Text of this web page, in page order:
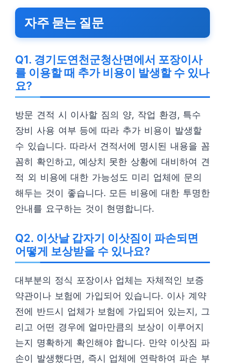
자주 묻는 질문
Q1. 경기도연천군청산면에서 포장이사
를 이용할 때 추가 비용이 발생할 수 있나
요?
방문 견적 시 이사할 짐의 양, 작업 환경, 특수
장비 사용 여부 등에 따라 추가 비용이 발생할
수 있습니다. 따라서 견적서에 명시된 내용을 꼼
꼼히 확인하고, 예상치 못한 상황에 대비하여 견
적 외 비용에 대한 가능성도 미리 업체에 문의
해두는 것이 좋습니다. 모든 비용에 대한 투명한
안내를 요구하는 것이 현명합니다.
Q2. 이삿날 갑자기 이삿짐이 파손되면
어떻게 보상받을 수 있나요?
대부분의 정식 포장이사 업체는 자체적인 보증
약관이나 보험에 가입되어 있습니다. 이사 계약
전에 반드시 업체가 보험에 가입되어 있는지, 그
리고 어떤 경우에 얼마만큼의 보상이 이루어지
는지 명확하게 확인해야 합니다. 만약 이삿짐 파
손이 발생했다면, 즉시 업체에 연락하여 파손 부